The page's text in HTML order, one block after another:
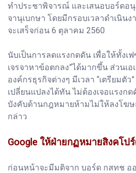
ทำประชาพิจารณ์ และเสนอบอร์ดอ
จานุเบกษา โดยมีกรอบเวลาดำเนิน
จะเสร็จก่อน 6 ตุลาคม 2560
นับเป็นการลดแรงกดดัน เพื่อให้ทั้งเ
เจรจาหาข้อตกลง”ได้มากขึ้น ส่วนเ
องค์กรธุรกิจต่างๆ มีเวลา “เตรียมตัว
เปลี่ยนแปลงได้ทัน ไม่ต้องเจอแรงก
บังคับด้านกฎหมายห้ามไม่ให้ลงโฆ
กล่าว
Google ให้ฝ่ายกฏหมายสิงคโป
ก่อนหน้าจะมีมติจาก บอร์ด กสทช อ